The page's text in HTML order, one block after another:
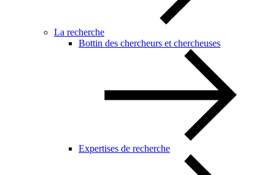
La recherche
Bottin des chercheurs et chercheuses
Expertises de recherche